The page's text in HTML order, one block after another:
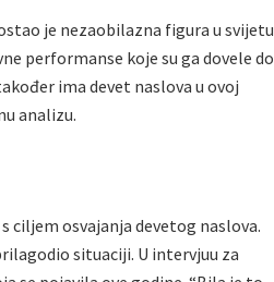
je nezaobilazna figura u svijetu
performanse koje su ga dovele do
ima devet naslova u ovoj
analizu.
ciljem osvajanja devetog naslova.
situaciji. U intervjuu za